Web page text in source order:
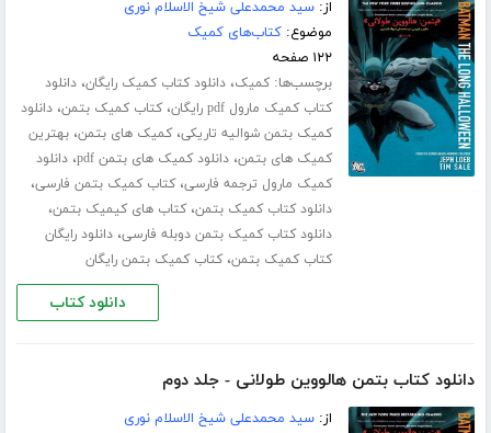
از:سید محمدعلی شیخ الاسلام نوری
موضوع:کتاب‌های کمیک
۱۲۲ صفحه
برچسب‌ها:کمیک،دانلود کتاب کمیک رایگان،دانلود
کتاب کمیک مارول pdf رایگان
،کتاب کمیک بتمن،دانلود
کمیک بتمن شوالیه تاریکی،کمیک های بتمن،بهترین
کمیک های بتمن،دانلود کمیک های بتمن pdf ،دانلود
کمیک مارول ترجمه فارسی،کتاب کمیک بتمن فارسی،
دانلود کتاب کمیک بتمن،کتاب های کیمیک بتمن،
دانلود کتاب کمیک بتمن دوبله فارسی،دانلود رایگان
کتاب کمیک بتمن،کتاب کمیک بتمن رایگان
دانلود کتاب
دانلود کتاب بتمن هالووین طولانی - جلد دوم
از:سید محمدعلی شیخ الاسلام نوری